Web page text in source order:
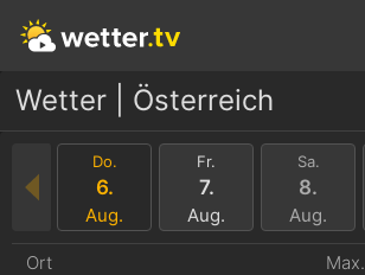
Wetter | Österreich
Do.
6.
Aug.
Fr.
7.
Aug.
Sa.
8.
Aug.
Ort Max.